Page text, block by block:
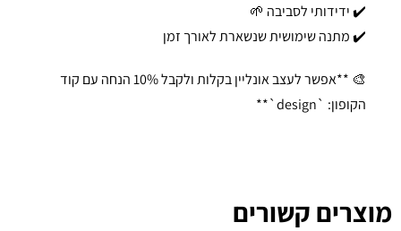
✔️ ידידותי לסביבה 🌱
✔️ מתנה שימושית שנשארת לאורך זמן
🎨 **אפשר לעצב אונליין בקלות ולקבל 10% הנחה עם קוד
הקופון: `design`**
מוצרים קשורים